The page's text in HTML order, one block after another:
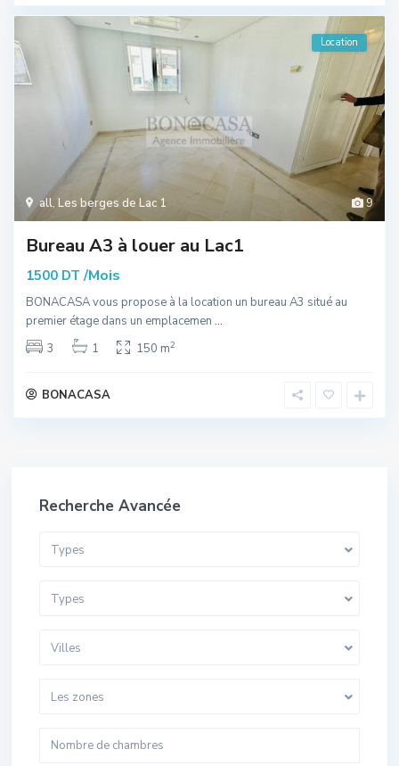
9
all, Les berges de Lac 1
Location
Bureau A3 à louer au Lac1
1500 DT /Mois
BONACASA vous propose à la location un bureau A3 situé au
premier étage dans un emplacemen ...
3
1 150 m2
BONACASA
Recherche Avancée
Types
Types
Villes
Les zones